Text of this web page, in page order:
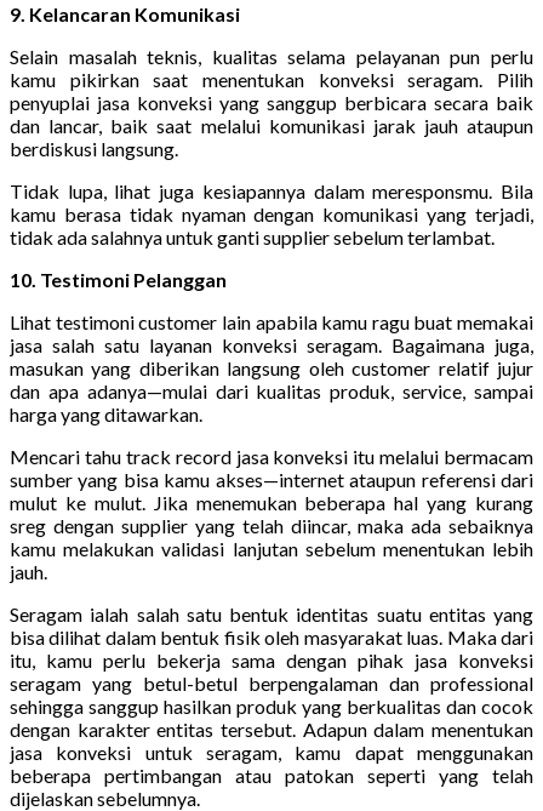
9. Kelancaran Komunikasi
Selain masalah teknis, kualitas selama pelayanan pun perlu
kamu pikirkan saat menentukan konveksi seragam. Pilih
penyuplai jasa konveksi yang sanggup berbicara secara baik
dan lancar, baik saat melalui komunikasi jarak jauh ataupun
berdiskusi langsung.
Tidak lupa, lihat juga kesiapannya dalam meresponsmu. Bila
kamu berasa tidak nyaman dengan komunikasi yang terjadi,
tidak ada salahnya untuk ganti supplier sebelum terlambat.
10. Testimoni Pelanggan
Lihat testimoni customer lain apabila kamu ragu buat memakai
jasa salah satu layanan konveksi seragam. Bagaimana juga,
masukan yang diberikan langsung oleh customer relatif jujur
dan apa adanya—mulai dari kualitas produk, service, sampai
harga yang ditawarkan.
Mencari tahu track record jasa konveksi itu melalui bermacam
sumber yang bisa kamu akses—internet ataupun referensi dari
mulut ke mulut. Jika menemukan beberapa hal yang kurang
sreg dengan supplier yang telah diincar, maka ada sebaiknya
kamu melakukan validasi lanjutan sebelum menentukan lebih
jauh.
Seragam ialah salah satu bentuk identitas suatu entitas yang
bisa dilihat dalam bentuk fisik oleh masyarakat luas. Maka dari
itu, kamu perlu bekerja sama dengan pihak jasa konveksi
seragam yang betul-betul berpengalaman dan professional
sehingga sanggup hasilkan produk yang berkualitas dan cocok
dengan karakter entitas tersebut. Adapun dalam menentukan
jasa konveksi untuk seragam, kamu dapat menggunakan
beberapa pertimbangan atau patokan seperti yang telah
dijelaskan sebelumnya.